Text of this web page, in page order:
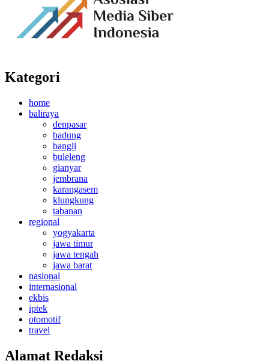
Kategori
home
baliraya
denpasar
badung
bangli
buleleng
gianyar
jembrana
karangasem
klungkung
tabanan
regional
yogyakarta
jawa timur
jawa tengah
jawa barat
nasional
internasional
ekbis
iptek
otomotif
travel
Alamat Redaksi